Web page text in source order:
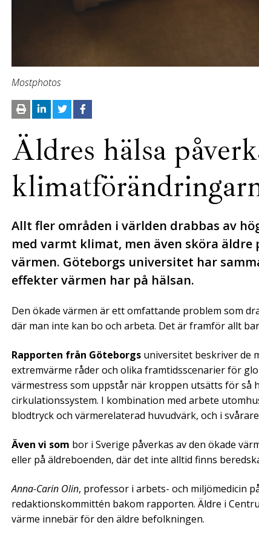
Mostphotos
Äldres hälsa
Allt fler områden i världen drabbas av
med varmt klimat, men även sköra äldre
värmen. Göteborgs universitet har
effekter värmen har på hälsan.
Den ökade värmen är ett omfattande problem som
där man inte kan bo och arbeta. Det är framför allt
Rapporten från Göteborgs universitet beskriver de
extremvärme råder och olika framtidsscenarier för
värmestress som uppstår när kroppen utsätts för så
cirkulationssystem. I kombination med arbete
blodtryck och värmerelaterad huvudvärk, och i
Även vi som bor i Sverige påverkas av den ökade
eller på äldreboenden, där det inte alltid finns
Anna-Carin Olin, professor i arbets- och miljömedicin
redaktionskommittén bakom rapporten. Äldre i
värme innebär för den äldre befolkningen.